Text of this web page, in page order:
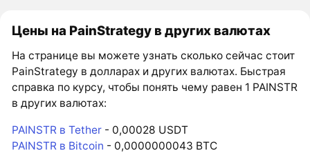
Цены на PainStrategy в других валютах
На странице вы можете узнать сколько сейчас стоит
PainStrategy в долларах и других валютах. Быстрая
справка по курсу, чтобы понять чему равен 1 PAINSTR
в других валютах:
PAINSTR в Tether - 0,00028 USDT
PAINSTR в Bitcoin - 0,0000000043 BTC